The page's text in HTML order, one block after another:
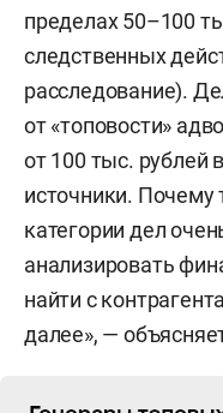
пределах 50–100
следственных
расследование).
от «топовости»
от 100 тыс. рублей
источники. Почему
категории дел
анализировать
найти с
далее», —